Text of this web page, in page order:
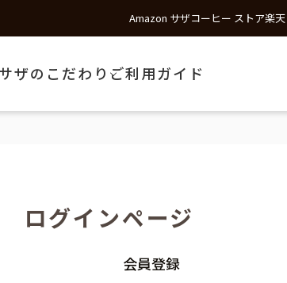
Amazon サザコーヒー ストア楽
サザのこだわり ご利用ガイド
ログインページ
会員登録